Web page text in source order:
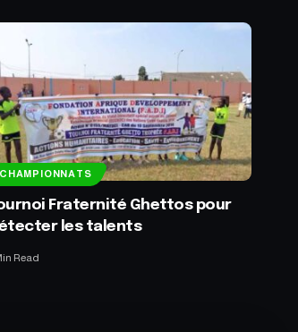
CHAMPIONNATS
Fraternité Ghettos pour
les talents
Read